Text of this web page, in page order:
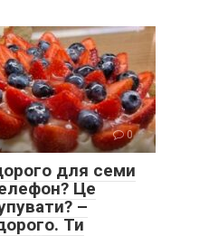
0
для семи
Це
–
Ти